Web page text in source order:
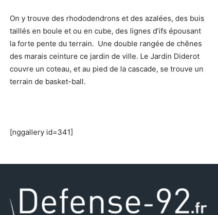
On y trouve des rhododendrons et des azalées, des buis
taillés en boule et ou en cube, des lignes d’ifs épousant
la forte pente du terrain. Une double rangée de chênes
des marais ceinture ce jardin de ville. Le Jardin Diderot
couvre un coteau, et au pied de la cascade, se trouve un
terrain de basket-ball.
[nggallery id=341]